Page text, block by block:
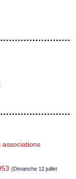
associations
(Dimanche 12 juillet